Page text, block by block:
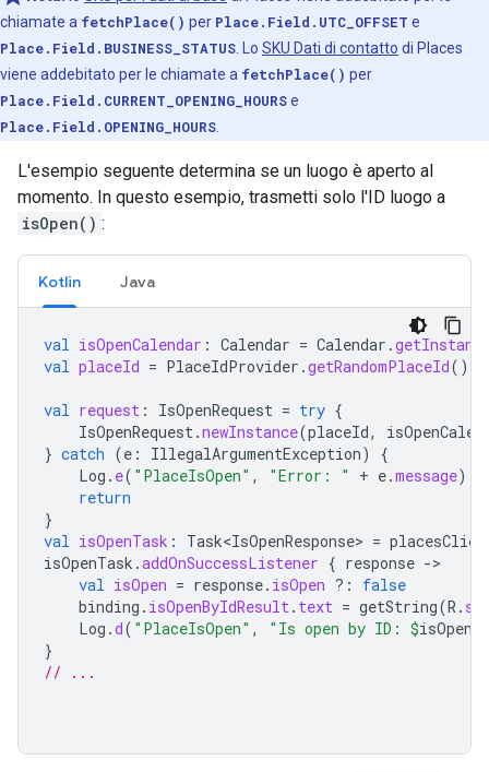
chiamate a fetchPlace() per Place.Field.UTC_OFFSET e
Place.Field.BUSINESS_STATUS . Lo SKU Dati di contatto di Places
viene addebitato per le chiamate a fetchPlace() per
Place.Field.CURRENT_OPENING_HOURSe
Place.Field.OPENING_HOURS
L'esempio seguente determina se un luogo è aperto al
momento. In questo esempio, trasmetti solo l'ID luogo a
isOpen() :
Kotlin Java
val isOpenCalendar : Calendar = Calendar .
val placeId = PlaceIdProvider .getRandomPlaceId()
val request : IsOpenRequest = try {
IsOpenRequest.newInstance(placeId,
} catch (e : IllegalArgumentException)
{
Log . e( "PlaceIsOpen" , "Error: " + e.message)
return
}
val isOpenTask : Task<IsOpenResponse> =
isOpenTask .addOnSuccessListener { response -
val isOpen = response. isOpen ?:
false
binding . isOpenByIdResult. text = getString(R .
Log .d( "PlaceIsOpen" , "Is open by ID: $isOpen
}
// ...